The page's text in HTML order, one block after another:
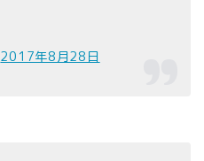
2017年8月28日